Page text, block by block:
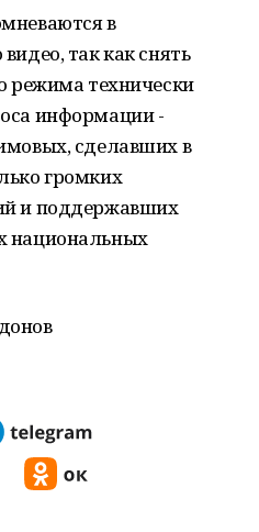
в
так как снять
режима технически
информации -
сделавших в
громких
и поддержавших
национальных